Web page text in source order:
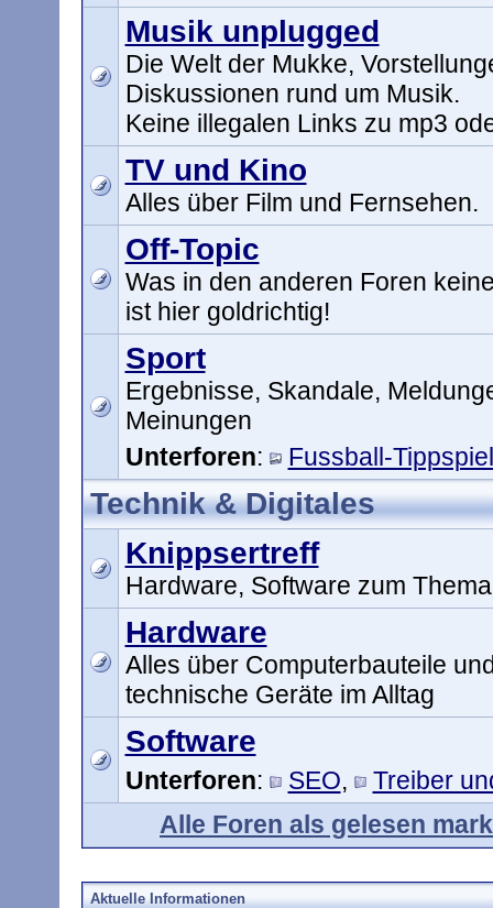
Musik unplugged
Die Welt der Mukke,
Diskussionen rund um Musik.
Keine illegalen Links zu mp3
TV und Kino
Alles über Film und Fernsehen.
Off-Topic
Was in den anderen Foren
ist hier goldrichtig!
Sport
Ergebnisse, Skandale,
Meinungen
Unterforen: Fussball-Tippspiel
Technik & Digitales
Knippsertreff
Hardware, Software zum
Hardware
Alles über Computerbauteile
technische Geräte im Alltag
Software
Unterforen: SEO,
Treiber
Alle Foren als gelesen
Aktuelle Informationen